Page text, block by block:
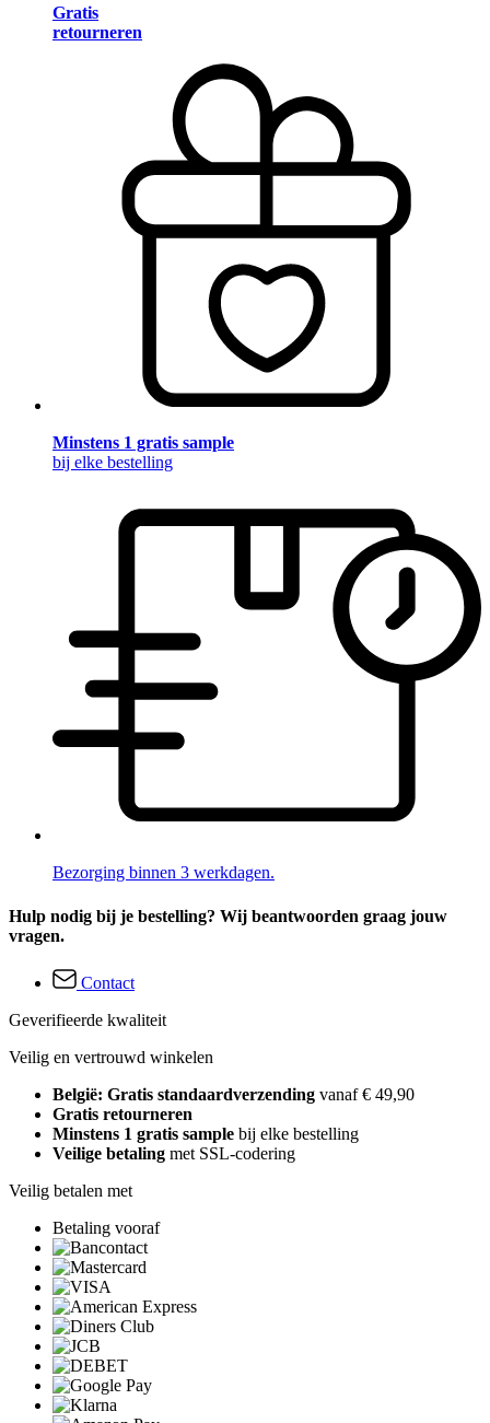
Gratis
retourneren
Minstens 1 gratis sample
bij elke bestelling
Bezorging binnen 3 werkdagen.
Hulp nodig bij je bestelling? Wij beantwoorden graag jouw
vragen.
Contact
Geverifieerde kwaliteit
Veilig en vertrouwd winkelen
België: Gratis standaardverzending vanaf € 49,90
Gratis retourneren
Minstens 1 gratis sample bij elke bestelling
Veilige betaling met SSL-codering
Veilig betalen met
Betaling vooraf